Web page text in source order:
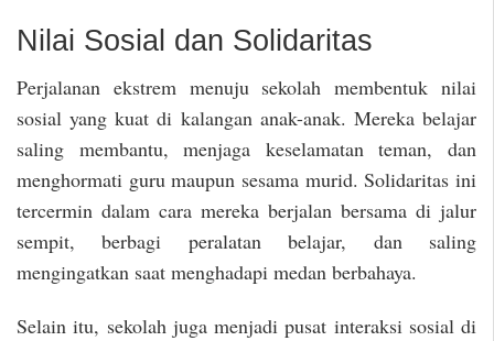
Nilai Sosial dan Solidaritas
Perjalanan ekstrem menuju sekolah membentuk nilai
sosial yang kuat di kalangan anak-anak. Mereka belajar
saling membantu, menjaga keselamatan teman, dan
menghormati guru maupun sesama murid. Solidaritas ini
tercermin dalam cara mereka berjalan bersama di jalur
sempit, berbagi peralatan belajar, dan saling
mengingatkan saat menghadapi medan berbahaya.
Selain itu, sekolah juga menjadi pusat interaksi sosial di